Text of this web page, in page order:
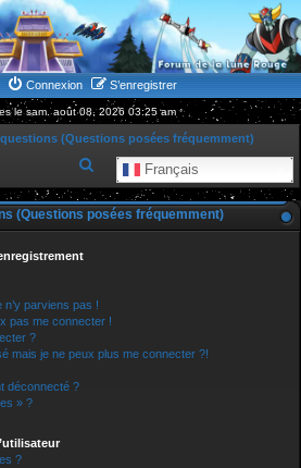
Connexion S’enregistrer
le sam. août 08, 2026 03:25 am
(Questions posées fréquemment)
Français
e
c
c
(Questions posées fréquemment)
n’y parviens pas !
pas me connecter !
?
mais je ne peux plus me connecter ?!
déconnecté ?
» ?
?